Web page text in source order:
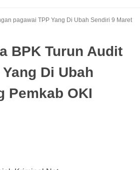
pagawai TPP Yang Di Ubah Sendiri 9 Maret
BPK Turun Audit
Di Ubah
Pemkab OKI